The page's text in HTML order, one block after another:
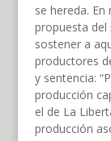
se hereda.
propuesta del
sostener a
productores
y sentencia:
producción
el de La
producción